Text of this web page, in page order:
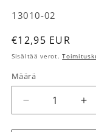
SKU-koodi:
13010-02
Normaalihinta
€12,95 EUR
Sisältää verot.
Määrä
Määrä
Vähennä